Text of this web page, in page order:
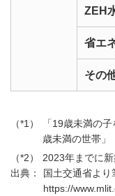
ZEH
省エ
その
「19歳未満の
歳未満の世帯」
2023年までに
国土交通省より
https://